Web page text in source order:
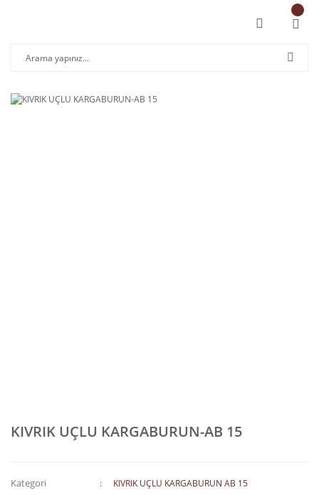
KIVRIK UÇLU KARGABURUN-AB 15
Kategori KIVRIK UÇLU KARGABURUN AB 15